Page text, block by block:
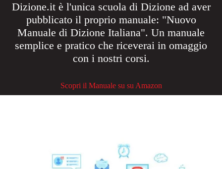
Dizione.it è l'unica scuola di Dizione ad aver
pubblicato il proprio manuale: "Nuovo
Manuale di Dizione Italiana". Un manuale
semplice e pratico che riceverai in omaggio
con i nostri corsi.
Scopri il Manuale su su Amazon